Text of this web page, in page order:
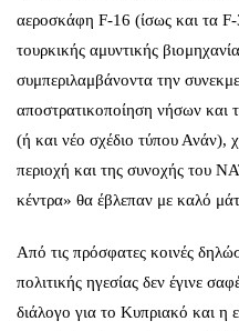
αεροσκάφη F-16 (ίσως και τα
τουρκικής αμυντικής
συμπεριλαμβάνοντα την
αποστρατικοποίηση νήσων και
(ή και νέο σχέδιο τύπου Ανάν),
περιοχή και της συνοχής του
κέντρα» θα έβλεπαν με καλό
Από τις πρόσφατες κοινές
πολιτικής ηγεσίας δεν έγινε
διάλογο για το Κυπριακό και η